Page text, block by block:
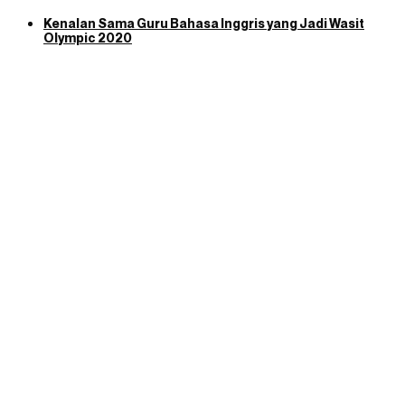
Kenalan Sama Guru Bahasa Inggris yang Jadi Wasit
Olympic 2020